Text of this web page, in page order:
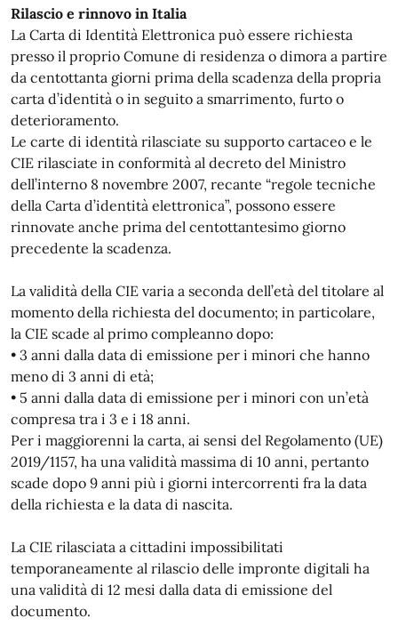
Rilascio e rinnovo in Italia
La Carta di Identità Elettronica può essere richiesta
presso il proprio Comune di residenza o dimora a partire
da centottanta giorni prima della scadenza della propria
carta d’identità o in seguito a smarrimento, furto o
deterioramento.
Le carte di identità rilasciate su supporto cartaceo e le
CIE rilasciate in conformità al decreto del Ministro
dell’interno 8 novembre 2007, recante “regole tecniche
della Carta d’identità elettronica”, possono essere
rinnovate anche prima del centottantesimo giorno
precedente la scadenza.
La validità della CIE varia a seconda dell’età del titolare al
momento della richiesta del documento; in particolare,
la CIE scade al primo compleanno dopo:
• 3 anni dalla data di emissione per i minori che hanno
meno di 3 anni di età;
• 5 anni dalla data di emissione per i minori con un’età
compresa tra i 3 e i 18 anni.
Per i maggiorenni la carta, ai sensi del Regolamento (UE)
2019/1157, ha una validità massima di 10 anni, pertanto
scade dopo 9 anni più i giorni intercorrenti fra la data
della richiesta e la data di nascita.
La CIE rilasciata a cittadini impossibilitati
temporaneamente al rilascio delle impronte digitali ha
una validità di 12 mesi dalla data di emissione del
documento.